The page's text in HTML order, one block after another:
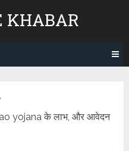
KHABAR
yojana के लाभ, और आवेदन